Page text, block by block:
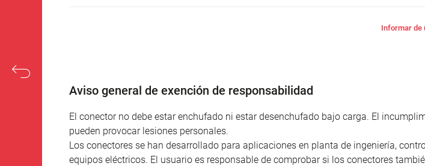
Informar de
Aviso general de exención de responsabilidad
El conector no debe estar enchufado ni estar desenchufado bajo carga. El
pueden provocar lesiones personales.
Los conectores se han desarrollado para aplicaciones en planta de ingeniería,
equipos eléctricos. El usuario es responsable de comprobar si los conectores